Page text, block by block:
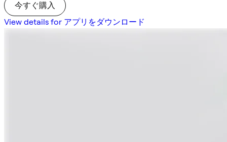
今すぐ購入
View details for アプリをダウンロード